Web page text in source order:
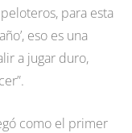
para esta
eso es una
a jugar duro,
como el primer